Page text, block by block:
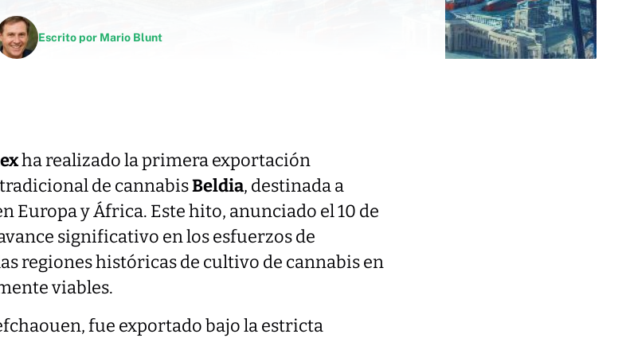
Escrito por Mario Blunt
ha realizado la primera exportación
de cannabisBeldia, destinada a
Europa y África. Este hito, anunciado el 10 de
significativo en los esfuerzos de
regiones históricas de cultivo de cannabis en
viables.
fue exportado bajo la estricta